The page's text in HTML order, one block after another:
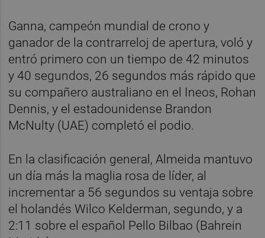
Ganna, campeón mundial de crono y
ganador de la contrarreloj de apertura, voló y
entró primero con un tiempo de 42 minutos
y 40 segundos, 26 segundos más rápido que
su compañero australiano en el Ineos, Rohan
Dennis, y el estadounidense Brandon
McNulty (UAE) completó el podio.
En la clasificación general, Almeida mantuvo
un día más la maglia rosa de líder, al
incrementar a 56 segundos su ventaja sobre
el holandés Wilco Kelderman, segundo, y a
2:11 sobre el español Pello Bilbao (Bahrein